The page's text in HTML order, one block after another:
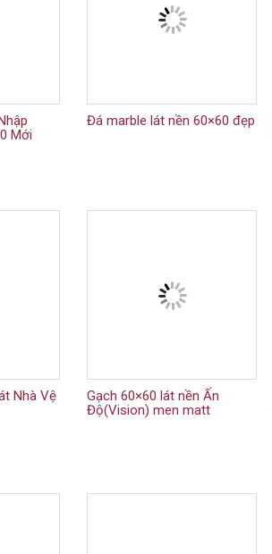
Mới
Đá marble lát nền 60×60 đẹp
Nhà Vệ
Gạch 60×60 lát nền Ấn
Độ(Vision) men matt